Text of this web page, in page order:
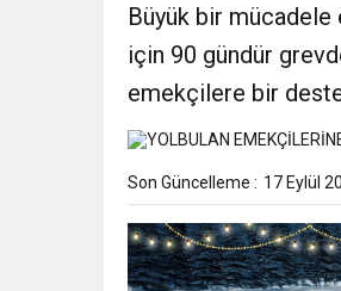
Büyük bir mücadele
için 90 gündür
emekçilere bir
Son Güncelleme : 17 Eylül